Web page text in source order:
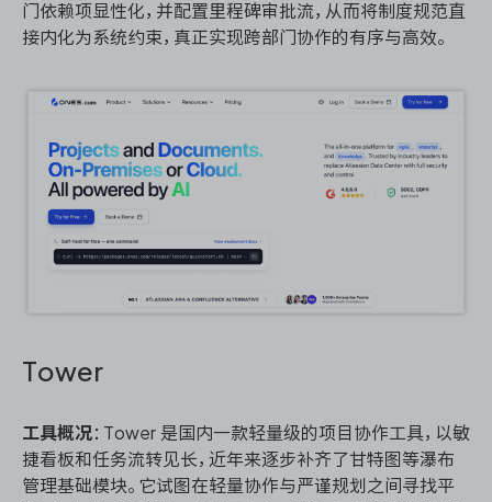
门依赖项显性化，并配置里程碑审批流，从而将制度规范直
接内化为系统约束，真正实现跨部门协作的有序与高效。
Tower
工具概况：Tower 是国内一款轻量级的项目协作工具，以敏
捷看板和任务流转见长，近年来逐步补齐了甘特图等瀑布
管理基础模块。它试图在轻量协作与严谨规划之间寻找平